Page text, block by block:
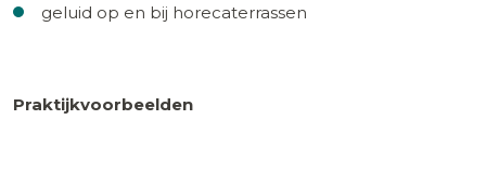
geluid op en bij horecaterrassen
Praktijkvoorbeelden